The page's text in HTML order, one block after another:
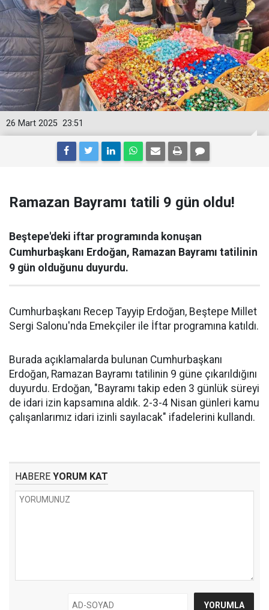
23:51
26 Mart 2025
Ramazan Bayramı tatili 9 gün oldu!
Beştepe'deki iftar programında konuşan
Cumhurbaşkanı Erdoğan, Ramazan Bayramı tatilinin
9 gün olduğunu duyurdu.
Cumhurbaşkanı Recep Tayyip Erdoğan, Beştepe Millet
Sergi Salonu'nda Emekçiler ile İftar programına katıldı.
Burada açıklamalarda bulunan Cumhurbaşkanı
Erdoğan, Ramazan Bayramı tatilinin 9 güne çıkarıldığını
duyurdu. Erdoğan, "Bayramı takip eden 3 günlük süreyi
de idari izin kapsamına aldık. 2-3-4 Nisan günleri kamu
çalışanlarımız idari izinli sayılacak" ifadelerini kullandı.
HABERE YORUM KAT